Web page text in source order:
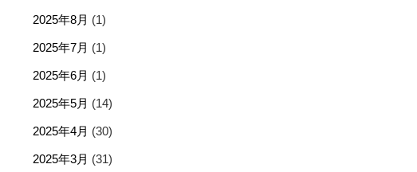
2025年8月 (1)
2025年7月 (1)
2025年6月 (1)
2025年5月 (14)
2025年4月 (30)
2025年3月 (31)